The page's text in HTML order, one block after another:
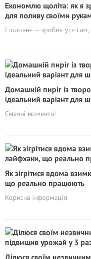
Економлю щоліта: як я
для поливу своїми
І головне — зробив усе
Домашній пиріг із
ідеальний варіант для
Смачні моменти!
Як зігрітися вдома
що реально працюють
Корисна інформація
Ділюся своїм